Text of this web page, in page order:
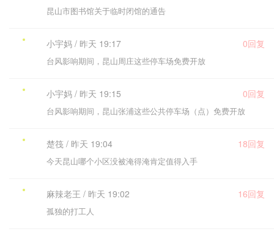
昆山市图书馆关于临时闭馆的通告
小宇妈 / 昨天 19:17 0回复
台风影响期间，昆山周庄这些停车场免费开放
小宇妈 / 昨天 19:15 0回复
台风影响期间，昆山张浦这些公共停车场（点）免费开放
楚筏 / 昨天 19:04 18回复
今天昆山哪个小区没被淹得淹肯定值得入手
麻辣老王 / 昨天 19:02 16回复
孤独的打工人